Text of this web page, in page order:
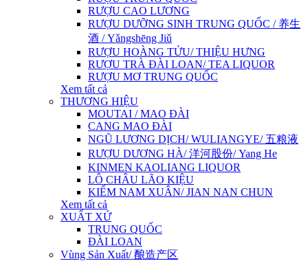
RƯỢU CAO LƯƠNG
RƯỢU DƯỠNG SINH TRUNG QUỐC / 养生
酒 / Yǎngshēng Jiǔ
RƯỢU HOÀNG TỬU/ THIỆU HƯNG
RƯỢU TRÀ ĐÀI LOAN/ TEA LIQUOR
RƯỢU MƠ TRUNG QUỐC
Xem tất cả
THƯƠNG HIỆU
MOUTAI / MAO ĐÀI
CANG MAO ĐÀI
NGŨ LƯƠNG DỊCH/ WULIANGYE/ 五粮液
RƯỢU DƯƠNG HÀ/ 洋河股份/ Yang He
KINMEN KAOLIANG LIQUOR
LÔ CHÂU LÃO KIỆU
KIẾM NAM XUÂN/ JIAN NAN CHUN
Xem tất cả
XUẤT XỨ
TRUNG QUỐC
ĐÀI LOAN
Vùng Sản Xuất/ 酿造产区